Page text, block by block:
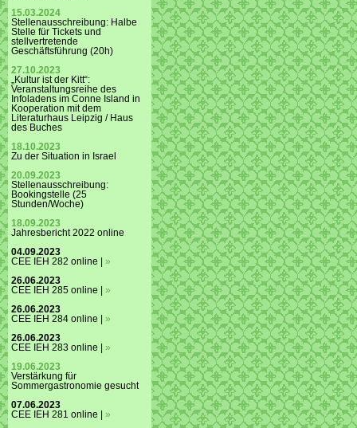
15.03.2024
Stellenausschreibung: Halbe
Stelle für Tickets und
stellvertretende
Geschäftsführung (20h)
27.10.2023
„Kultur ist der Kitt“:
Veranstaltungsreihe des
Infoladens im Conne Island in
Kooperation mit dem
Literaturhaus Leipzig / Haus
des Buches
18.10.2023
Zu der Situation in Israel
20.09.2023
Stellenausschreibung:
Bookingstelle (25
Stunden/Woche)
18.09.2023
Jahresbericht 2022 online
04.09.2023
CEE IEH 282 online | »
26.06.2023
CEE IEH 285 online | »
26.06.2023
CEE IEH 284 online | »
26.06.2023
CEE IEH 283 online | »
19.06.2023
Verstärkung für
Sommergastronomie gesucht
07.06.2023
CEE IEH 281 online | »